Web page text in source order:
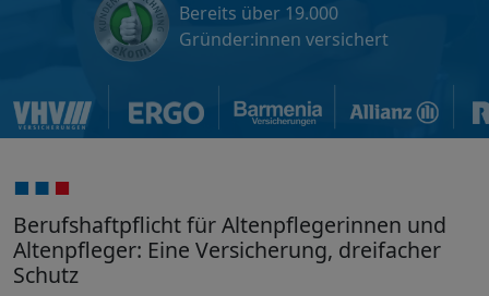
Bereits über 19.000
Gründer:innen versichert
Berufshaftpflicht für Altenpflegerinnen und
Altenpfleger: Eine Versicherung, dreifacher
Schutz